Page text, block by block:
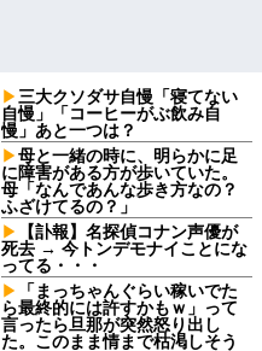
三大クソダサ自慢「寝てない
自慢」「コーヒーがぶ飲み自
慢」あと一つは？
母と一緒の時に、明らかに足
に障害がある方が歩いていた。
母「なんであんな歩き方なの？
ふざけてるの？」
【訃報】名探偵コナン声優が
死去 → 今トンデモナイことにな
ってる・・・
「まっちゃんぐらい稼いでた
ら最終的には許すかもｗ」って
言ったら旦那が突然怒り出し
た。このまま情まで枯渇しそう